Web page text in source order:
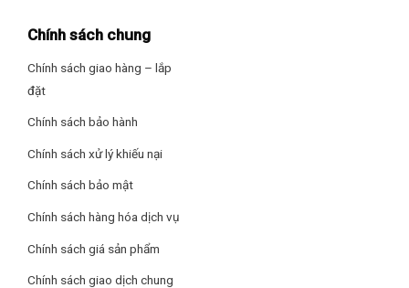
dụng, đồng thời mở rộng không gian lưu trữ cho người sử
dụng.
Chính sách chung
Chính sách giao hàng – lắp
đặt
Chính sách bảo hành
Chính sách xử lý khiếu nại
Chính sách bảo mật
Chính sách hàng hóa dịch vụ
Chính sách giá sản phẩm
Chính sách giao dịch chung